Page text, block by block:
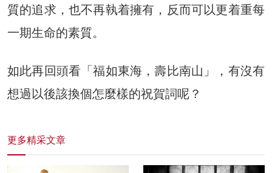
質的追求，也不再執着擁有，反而可以更着重每
一期生命的素質。
如此再回頭看「福如東海，壽比南山」，有沒有
想過以後該換個怎麼樣的祝賀詞呢？
更多精采文章